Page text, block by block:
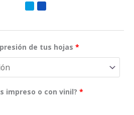
de tus hojas *
impreso o con vinil? *